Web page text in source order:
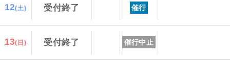
12(土) 受付終了 催行
13(日) 受付終了 催行中止